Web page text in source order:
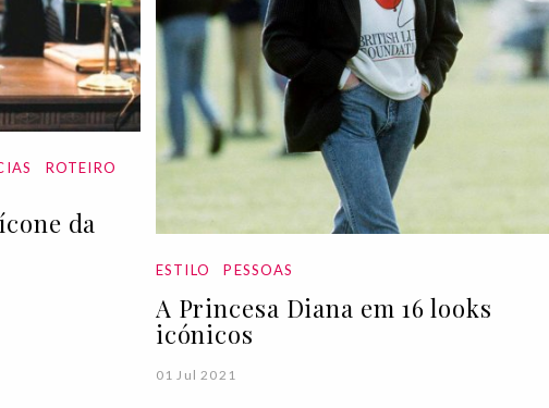
ROTEIRO
da
ESTILO PESSOAS
A Princesa Diana em 16 looks
icónicos
01 Jul 2021